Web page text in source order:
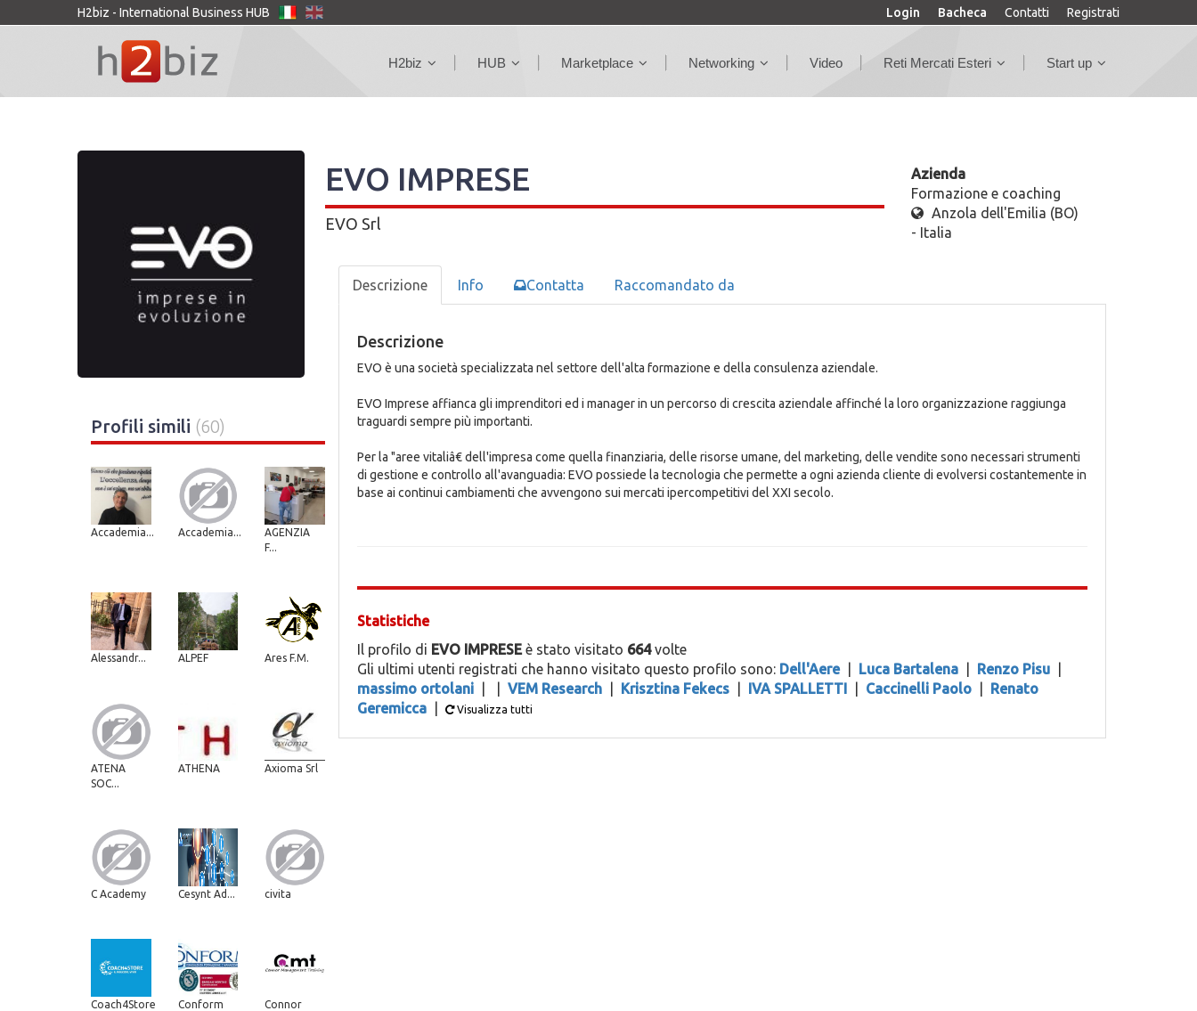
H2biz - International Business HUB Login Bacheca Contatti Registrati
H2biz HUB Marketplace Networking Video Reti Mercati Esteri Start up
EVO IMPRESE
EVO Srl
Azienda
Formazione e coaching
Anzola dell'Emilia (BO)
- Italia
Profili simili (60)
Accademia... Accademia...
AGENZIA
F...
Alessandr... ALPEF Ares F.M.
ATENA
SOC...
ATHENA Axioma Srl
C Academy Cesynt Ad... civita
Coach4Store
Conform
Connor
Descrizione Info Contatta Raccomandato da
Descrizione
EVO è una società specializzata nel settore dell'alta formazione e della consulenza aziendale.
EVO Imprese affianca gli imprenditori ed i manager in un percorso di crescita aziendale affinché la loro organizzazione raggiunga
traguardi sempre più importanti.
Per la "aree vitaliâ€ dell'impresa come quella finanziaria, delle risorse umane, del marketing, delle vendite sono necessari strumenti
di gestione e controllo all'avanguadia: EVO possiede la tecnologia che permette a ogni azienda cliente di evolversi costantemente in
base ai continui cambiamenti che avvengono sui mercati ipercompetitivi del XXI secolo.
Statistiche
Il profilo di EVO IMPRESEè stato visitato 664volte
Gli ultimi utenti registrati che hanno visitato questo profilo sono: Dell'Aere Luca Bartalena Renzo Pisu
massimo ortolani
VEM Research Krisztina Fekecs IVA SPALLETTI Caccinelli Paolo
Renato
Geremicca
Visualizza tutti